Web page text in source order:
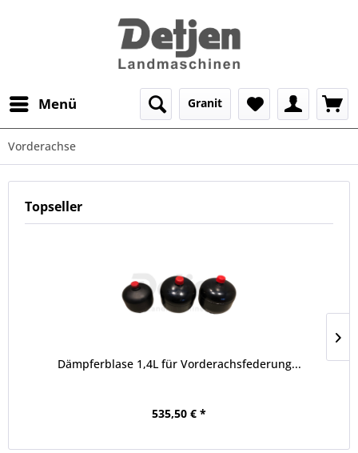
Menü Granit
Vorderachse
Topseller
Dämpferblase 1,4L für Vorderachsfederung...
535,50 € *